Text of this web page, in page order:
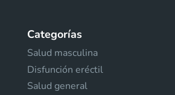
Categorías
Salud masculina
Disfunción eréctil
Salud general